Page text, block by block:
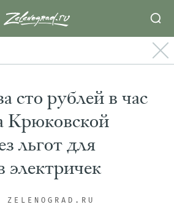
сто рублей в час
Крюковской
льгот для
электричек
ZELENOGRAD.RU